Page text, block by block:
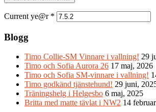
Current ye@r *
Blogg
Timo Collie-SM Vinnare i vallning! 29
Timo och Sofia Aurora 26 17 maj, 2026
Timo och Sofia SM-vinnare i vallning!
Timo godkänd tjänstehund! 29 juni,
Träningshelg i Helgesbo 6 maj, 2025
Britta med matte tävlat i NW2 14